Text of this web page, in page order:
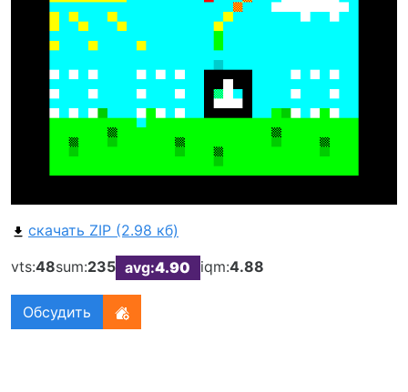
скачать ZIP (2.98 кб)
vts:48sum:235 avg:4.90 iqm:4.88
Обсудить